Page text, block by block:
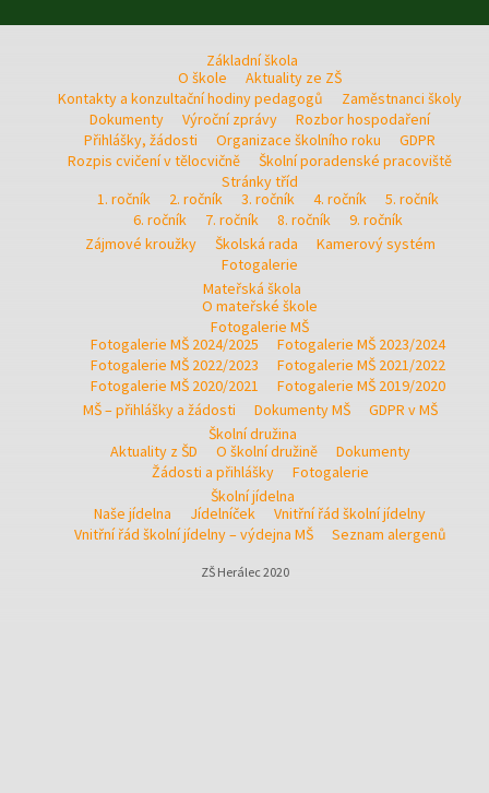
Základní škola
O škole
Aktuality ze ZŠ
Kontakty a konzultační hodiny pedagogů
Zaměstnanci školy
Dokumenty
Výroční zprávy
Rozbor hospodaření
Přihlášky, žádosti
Organizace školního roku
GDPR
Rozpis cvičení v tělocvičně
Školní poradenské pracoviště
Stránky tříd
1. ročník
2. ročník 3. ročník 4. ročník
5. ročník
6. ročník
7. ročník 8. ročník
9. ročník
Zájmové kroužky
Školská rada
Kamerový systém
Fotogalerie
Mateřská škola
O mateřské škole
Fotogalerie MŠ
Fotogalerie MŠ 2024/2025
Fotogalerie MŠ 2023/2024
Fotogalerie MŠ 2022/2023
Fotogalerie MŠ 2021/2022
Fotogalerie MŠ 2020/2021
Fotogalerie MŠ 2019/2020
MŠ – přihlášky a žádosti
Dokumenty MŠ
GDPR v MŠ
Školní družina
Aktuality z ŠD
O školní družině
Dokumenty
Žádosti a přihlášky
Fotogalerie
Školní jídelna
Naše jídelna
Jídelníček
Vnitřní řád školní jídelny
Vnitřní řád školní jídelny – výdejna MŠ
Seznam alergenů
ZŠ Herálec 2020